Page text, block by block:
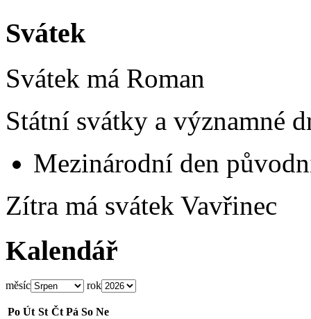
Svátek
Svátek má Roman
Státní svátky a významné
Mezinárodní den
Zítra má svátek Vavřinec
Kalendář
měsíc rok
Po Út St Čt Pá So Ne